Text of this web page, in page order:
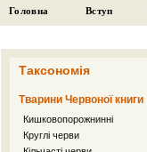
Головна Вступ
Таксономія
Тварини Червоної книги
Кишковопорожнинні
Круглі черви